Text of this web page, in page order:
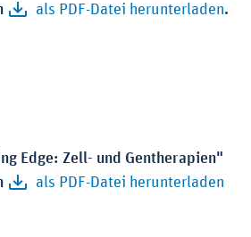
als PDF-Datei herunterladen.
Edge: Zell- und Gentherapien"
als PDF-Datei herunterladen